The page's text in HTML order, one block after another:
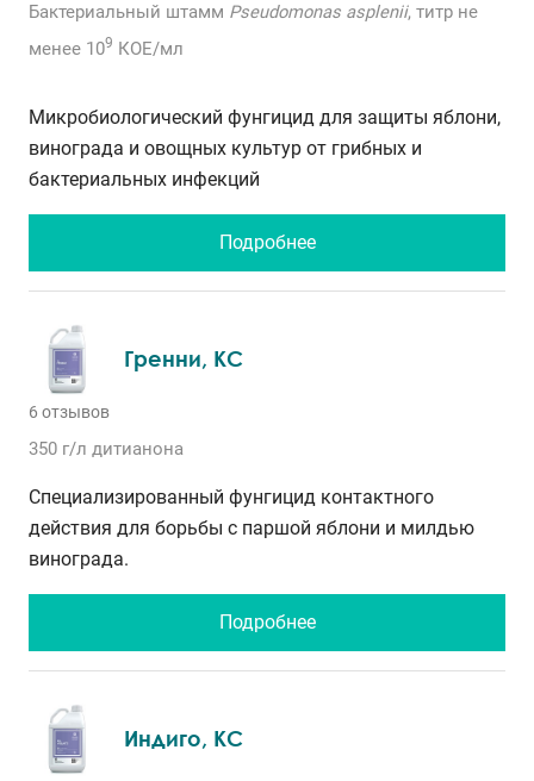
Бактериальный штамм Pseudomonas asplenii, титр не
менее 109 КОЕ/мл
Микробиологический фунгицид для защиты яблони,
винограда и овощных культур от грибных и
бактериальных инфекций
Подробнее
Гренни, КС
6 отзывов
350 г/л дитианона
Специализированный фунгицид контактного
действия для борьбы с паршой яблони и милдью
винограда.
Подробнее
Индиго, КС